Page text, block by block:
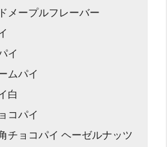
メープルフレーバー
イ
ムパイ
白
コパイ
チョコパイ ヘーゼルナッツ